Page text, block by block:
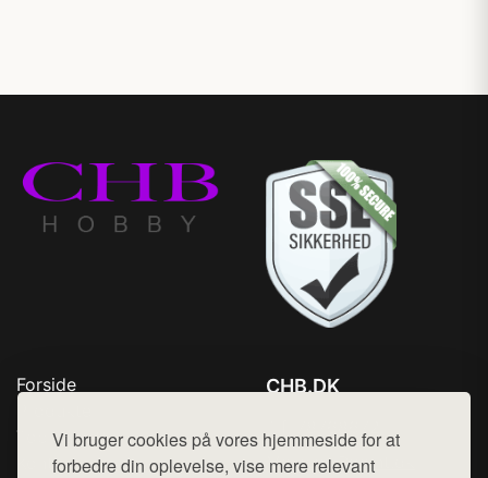
Vi bruger cookies på vores hjemmeside for at
forbedre din oplevelse, vise mere relevant
Forside
Top Rabatter
Kontakt
CHB.DK
Mail: hej@want.dk